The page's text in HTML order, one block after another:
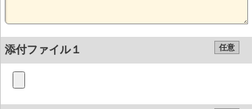
添付ファイル１ 任意